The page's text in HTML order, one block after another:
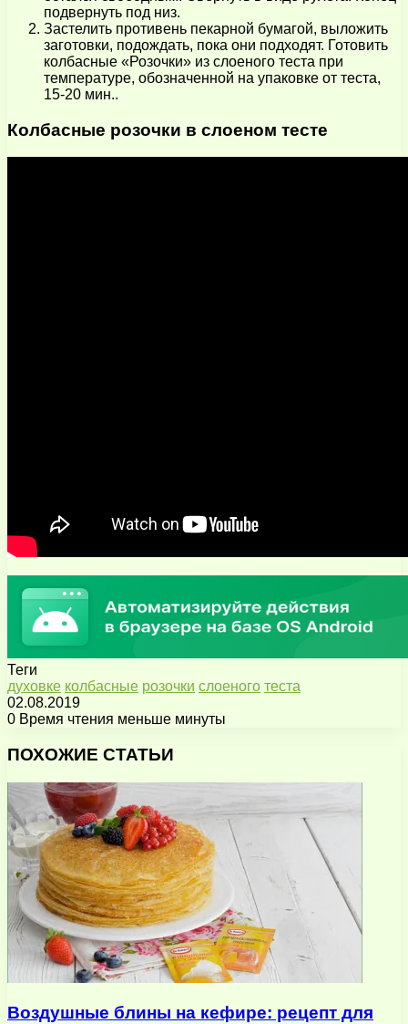
подвернуть под низ.
Застелить противень пекарной бумагой, выложить
заготовки, подождать, пока они подходят. Готовить
колбасные «Розочки» из слоеного теста при
температуре, обозначенной на упаковке от теста,
15-20 мин..
Колбасные розочки в слоеном тесте
Теги
духовке колбасные розочки слоеного теста
02.08.2019
0 Время чтения меньше минуты
через
почту
ПОХОЖИЕ СТАТЬИ
Воздушные блины на кефире: рецепт для